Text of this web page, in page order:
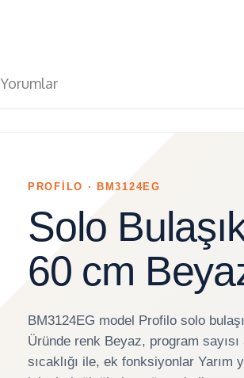
Yorumlar
PROFİLO · BM3124EG
Solo
60 cm
BM3124EG model Profilo solo
Üründe renk Beyaz, program
sıcaklığı ile, ek fonksiyonlar Yarım